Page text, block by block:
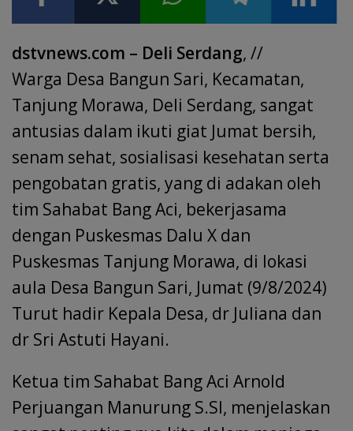
dstvnews.com – Deli Serdang, //
Warga Desa Bangun Sari, Kecamatan,
Tanjung Morawa, Deli Serdang, sangat
antusias dalam ikuti giat Jumat bersih,
senam sehat, sosialisasi kesehatan serta
pengobatan gratis, yang di adakan oleh
tim Sahabat Bang Aci, bekerjasama
dengan Puskesmas Dalu X dan
Puskesmas Tanjung Morawa, di lokasi
aula Desa Bangun Sari, Jumat (9/8/2024)
Turut hadir Kepala Desa, dr Juliana dan
dr Sri Astuti Hayani.
Ketua tim Sahabat Bang Aci Arnold
Perjuangan Manurung S.SI, menjelaskan